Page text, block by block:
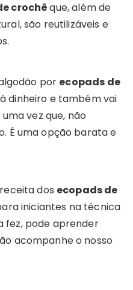
crochêque, além de
são reutilizáveis e
por ecopads de
dinheiro e também vai
vez que, não
É uma opção barata e
dos ecopads de
iniciantes na técnica
fez, pode aprender
acompanhe o nosso